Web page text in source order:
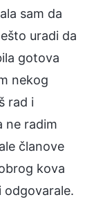
sam da
uradi da
gotova
nekog
rad i
ne radim
članove
kova
odgovarale.